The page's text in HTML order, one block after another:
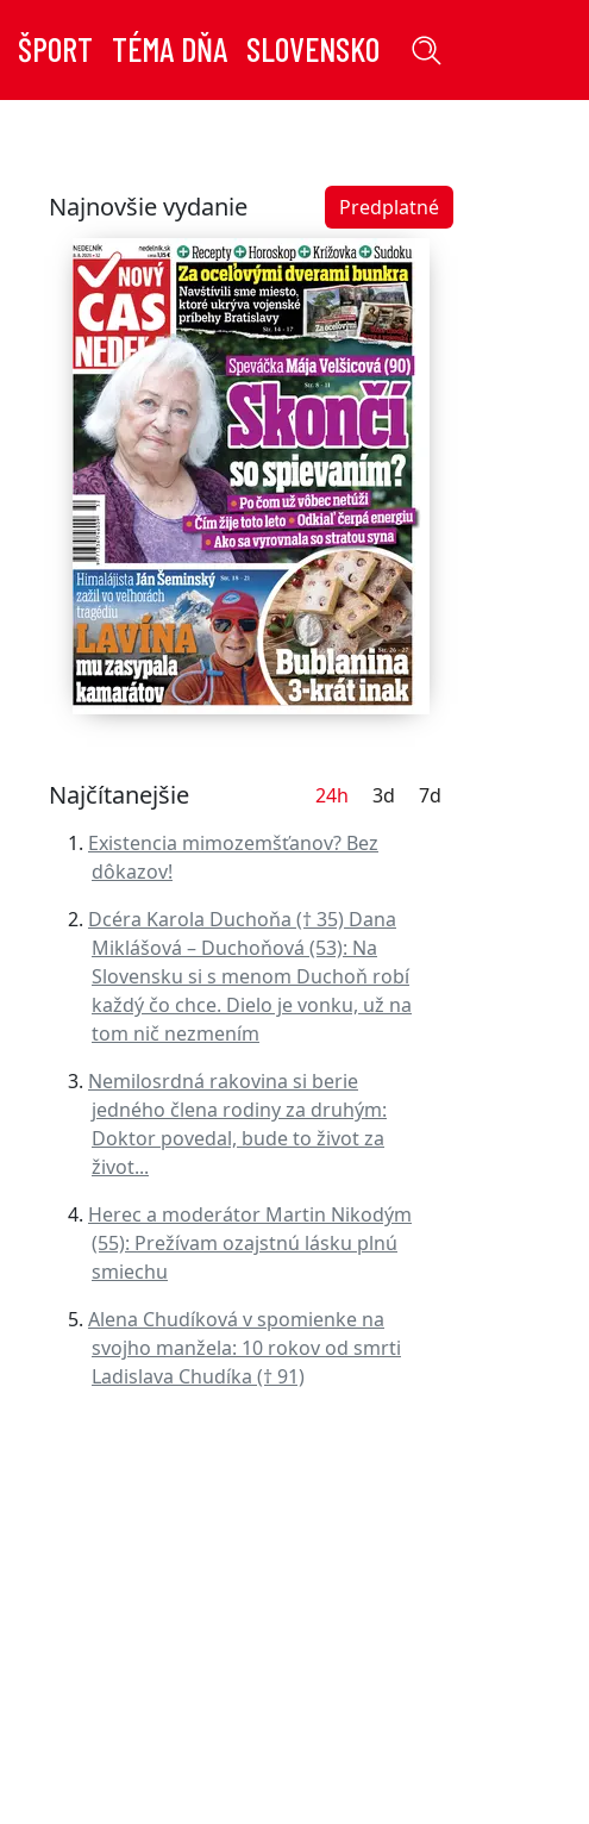
ŠPORT TÉMA DŇA SLOVENSKO
Najnovšie vydanie Predplatné
Najčítanejšie 24h 3d
7d
Existencia mimozemšťanov? Bez
dôkazov!
Dcéra Karola Duchoňa († 35) Dana
Miklášová – Duchoňová (53): Na
Slovensku si s menom Duchoň robí
každý čo chce. Dielo je vonku, už na
tom nič nezmením
Nemilosrdná rakovina si berie
jedného člena rodiny za druhým:
Doktor povedal, bude to život za
život...
Herec a moderátor Martin Nikodým
(55): Prežívam ozajstnú lásku plnú
smiechu
Alena Chudíková v spomienke na
svojho manžela: 10 rokov od smrti
Ladislava Chudíka († 91)